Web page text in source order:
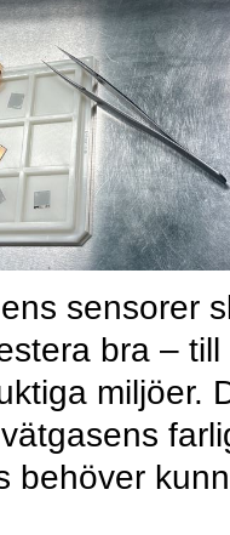
sensorer
bra – till
miljöer.
behöver